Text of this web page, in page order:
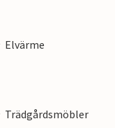
Elvärme
Trädgårdsmöbler